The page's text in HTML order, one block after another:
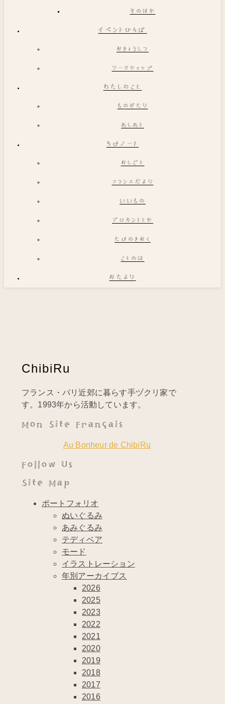
そのほか
イベントひろば
おきょうしつ
ワークショップ
わたしのこと
ものがたり
あしあと
ちびノート
おしごと
フランスだより
いいもの
ブロカントとか
たびのきおく
ことのは
おたより
ChibiRu
フランス・パリ近郊に暮らす手ヅクリ家で
す。1993年から活動しています。
Mon Site Français
Au Bonheur de ChibiRu
Follow Us
Site Map
ポートフォリオ
ぬいぐるみ
あみぐるみ
テディベア
モード
イラストレーション
年別アーカイブス
2026
2025
2023
2022
2021
2020
2019
2018
2017
2016